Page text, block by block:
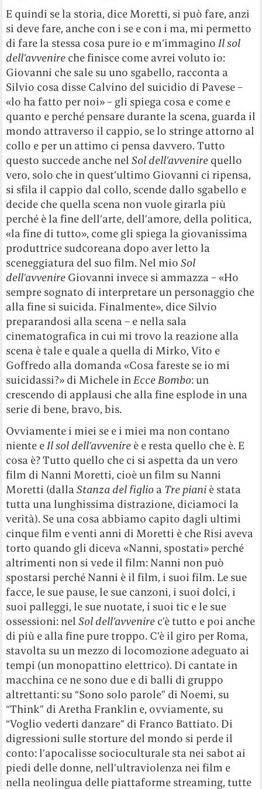
E quindi se la storia, dice Moretti, si può fare, anzi
si deve fare, anche con i se e con i ma, mi permetto
di fare la stessa cosa pure io e m’immaginoIl sol
dell’avvenire che finisce come avrei voluto io:
Giovanni che sale su uno sgabello, racconta a
Silvio cosa disse Calvino del suicidio di Pavese –
«lo ha fatto per noi» – gli spiega cosa e come e
quanto e perché pensare durante la scena, guarda il
mondo attraverso il cappio, se lo stringe attorno al
collo e per un attimo ci pensa davvero. Tutto
questo succede anche nelSol dell’avvenire quello
vero, solo che in quest’ultimo Giovanni ci ripensa,
si sfila il cappio dal collo, scende dallo sgabello e
decide che quella scena non vuole girarla più
perché è la fine dell’arte, dell’amore, della politica,
«la fine di tutto», come gli spiega la giovanissima
produttrice sudcoreana dopo aver letto la
sceneggiatura del suo film. Nel mioSol
dell’avvenire Giovanni invece si ammazza – «Ho
sempre sognato di interpretare un personaggio che
alla fine si suicida. Finalmente», dice Silvio
preparandosi alla scena – e nella sala
cinematografica in cui mi trovo la reazione alla
scena è tale e quale a quella di Mirko, Vito e
Goffredo alla domanda «Cosa fareste se io mi
suicidassi?» di Michele inEcce Bombo: un
crescendo di applausi che alla fine esplode in una
serie di bene, bravo, bis.
Ovviamente i miei se e i miei ma non contano
niente eIl sol dell’avvenire è e resta quello che è. E
cosa è? Tutto quello che ci si aspetta da un vero
film di Nanni Moretti, cioè un film su Nanni
Moretti (dallaStanza del figlio a Tre piani è stata
tutta una lunghissima distrazione, diciamoci la
verità). Se una cosa abbiamo capito dagli ultimi
cinque film e venti anni di Moretti è che Risi aveva
torto quando gli diceva «Nanni, spostati» perché
altrimenti non si vede il film: Nanni non può
spostarsi perché Nanni è il film, i suoi film. Le sue
facce, le sue pause, le sue canzoni, i suoi dolci, i
suoi palleggi, le sue nuotate, i suoi tic e le sue
ossessioni: nelSol dell’avvenire c’è tutto e poi anche
di più e alla fine pure troppo. C’è il giro per Roma,
stavolta su un mezzo di locomozione adeguato ai
tempi (un monopattino elettrico). Di cantate in
macchina ce ne sono due e di balli di gruppo
altrettanti: su “Sono solo parole” di Noemi, su
“Think” di Aretha Franklin e, ovviamente, su
“Voglio vederti danzare” di Franco Battiato. Di
digressioni sulle storture del mondo si perde il
conto: l’apocalisse socioculturale sta nei sabot ai
piedi delle donne, nell’ultraviolenza nei film e
nella neolingua delle piattaforme streaming, tutte